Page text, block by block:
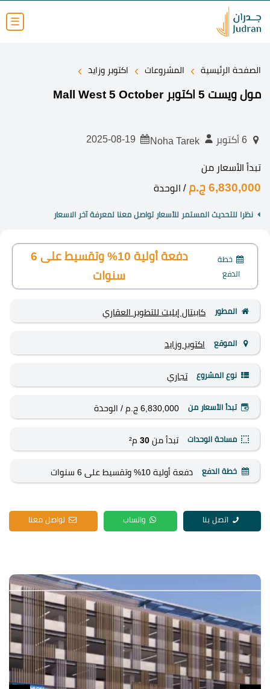
☰
الصفحة الرئيسية › المشروعات › اكتوبر وزايد ›
مول ويست 5 اكتوبر Mall West 5 October
6 أكتوبر Noha Tarek
تبدأ الأسعار من
6,830,000 ج.م / الوحدة
نظرا للتحديث المستمر للأسعار تواصل معنا لمعرفة آخر الاسعار
خطة
الدفع
دفعة أولية 10% وتقسيط على 6
سنوات
المطور كابيتال إيليت للتطوير العقاري
الموقع اكتوبر وزايد
نوع المشروع تجاري
تبدأ الأسعار من 6,830,000 ج.م / الوحدة
مساحة الوحدات تبدأ من 30م²
خطة الدفع دفعة أولية 10% وتقسيط على 6 سنوات
اتصل بنا واتساب تواصل معنا